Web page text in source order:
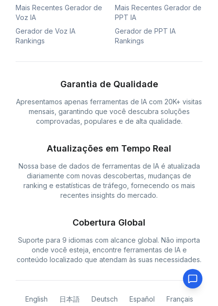
Mais Recentes Gerador de
Voz IA
Gerador de Voz IA
Rankings
Mais Recentes Gerador de
PPT IA
Gerador de PPT IA
Rankings
Garantia de Qualidade
Apresentamos apenas ferramentas de IA com 20K+ visitas
mensais, garantindo que você descubra soluções
comprovadas, populares e de alta qualidade.
Atualizações em Tempo Real
Nossa base de dados de ferramentas de IA é atualizada
diariamente com novas descobertas, mudanças de
ranking e estatísticas de tráfego, fornecendo os mais
recentes insights do mercado.
Cobertura Global
Suporte para 9 idiomas com alcance global. Não importa
onde você esteja, encontre ferramentas de IA e
conteúdo localizado que atendam às suas necessidades.
English 日本語 Deutsch Español Français